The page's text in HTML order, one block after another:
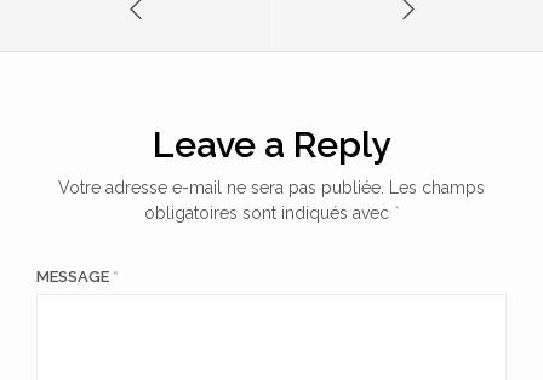
Leave a Reply
Votre adresse e-mail ne sera pas publiée.
Les champs
obligatoires sont indiqués avec *
MESSAGE *